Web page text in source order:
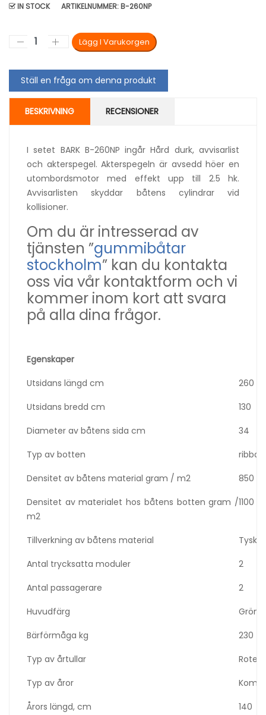
IN STOCK ARTIKELNUMMER: B-260NP
Ställ en fråga om denna produkt
BESKRIVNING RECENSIONER
I setet BARK B-260NP ingår Hård durk, avvisarlist
och akterspegel. Akterspegeln är avsedd höer en
utombordsmotor med effekt upp till 2.5 hk.
Avvisarlisten skyddar båtens cylindrar vid
kollisioner.
Om du är intresserad av
tjänsten ”gummibåtar
stockholm” kan du kontakta
oss via vår kontaktform och vi
kommer inom kort att svara
på alla dina frågor.
Egenskaper
Utsidans längd cm
260
Utsidans bredd cm
130
Diameter av båtens sida cm
34
Typ av botten
Densitet av båtens material gram / m2
850
Densitet av materialet hos båtens botten gram /
m2
1100
Tillverkning av båtens material
Antal trycksatta moduler
2
Antal passagerare
2
Huvudfärg
Grön
Bärförmåga kg
230
Typ av årtullar
Typ av åror
Årors längd, cm
140